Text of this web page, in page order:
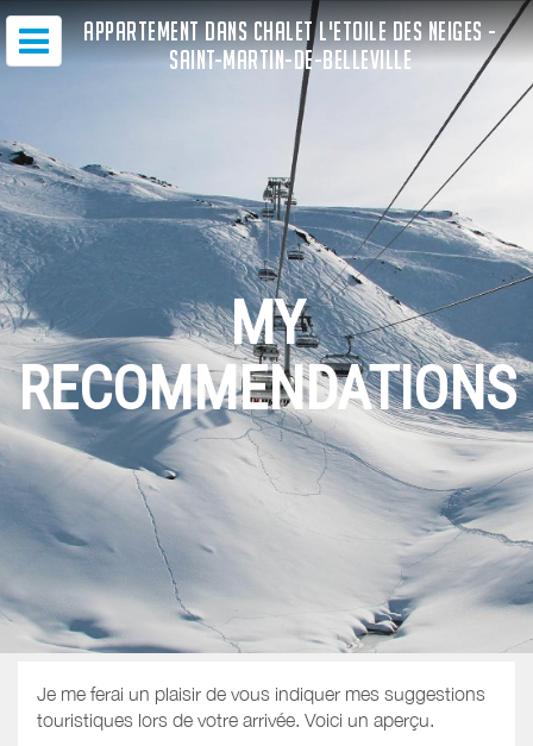
APPARTEMENT DANS CHALET L'ETOILE DES NEIGES -
SAINT-MARTIN-DE-BELLEVILLE
MY
RECOMMENDATIONS
Je me ferai un plaisir de vous indiquer mes suggestions
touristiques lors de votre arrivée. Voici un aperçu.